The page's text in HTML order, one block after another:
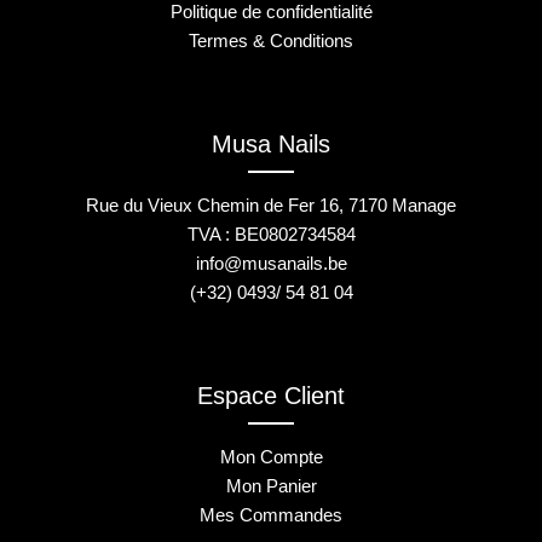
Politique de confidentialité
Termes & Conditions
Musa Nails
Rue du Vieux Chemin de Fer 16, 7170 Manage
TVA : BE0802734584
info@musanails.be
(+32) 0493/ 54 81 04
Espace Client
Mon Compte
Mon Panier
Mes Commandes